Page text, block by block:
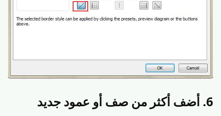
6. أضف أكثر من صف أو عمود جديد